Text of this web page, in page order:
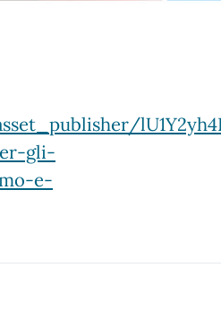
gli-
e-